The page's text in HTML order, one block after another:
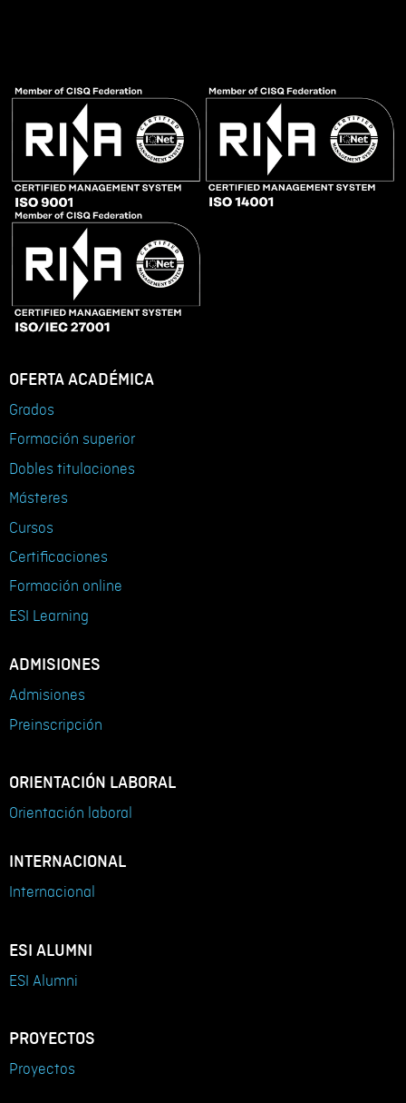
OFERTA ACADÉMICA
Grados
Formación superior
Dobles titulaciones
Másteres
Cursos
Certificaciones
Formación online
ESI Learning
ADMISIONES
Admisiones
Preinscripción
ORIENTACIÓN LABORAL
Orientación laboral
INTERNACIONAL
Internacional
ESI ALUMNI
ESI Alumni
PROYECTOS
Proyectos